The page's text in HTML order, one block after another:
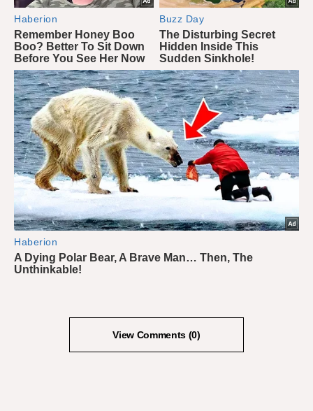
View Comments (0)